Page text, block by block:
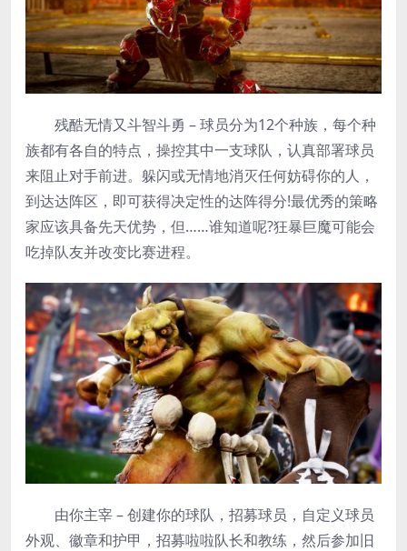
残酷无情又斗智斗勇 – 球员分为12个种族，每个种
族都有各自的特点，操控其中一支球队，认真部署球员
来阻止对手前进。躲闪或无情地消灭任何妨碍你的人，
到达达阵区，即可获得决定性的达阵得分!最优秀的策略
家应该具备先天优势，但……谁知道呢?狂暴巨魔可能会
吃掉队友并改变比赛进程。
由你主宰 – 创建你的球队，招募球员，自定义球员
外观、徽章和护甲，招募啦啦队长和教练，然后参加旧